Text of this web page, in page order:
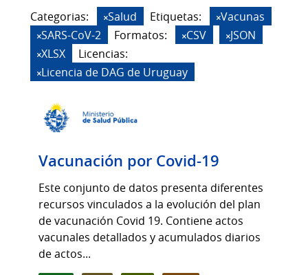
Categorias: Salud Etiquetas:
Vacunas
SARS-CoV-2
Formatos: CSV
JSON
XLSX
Licencias:
Licencia de DAG de Uruguay
Vacunación por Covid-19
Este conjunto de datos presenta diferentes
recursos vinculados a la evolución del plan
de vacunación Covid 19. Contiene actos
vacunales detallados y acumulados diarios
de actos...